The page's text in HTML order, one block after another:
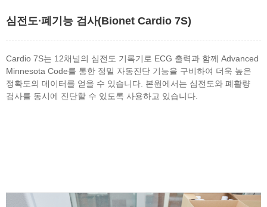
심전도∙폐기능 검사(Bionet Cardio 7S)
Cardio 7S는 12채널의 심전도 기록기로 ECG 출력과 함께 Advanced
Minnesota Code를 통한 정밀 자동진단 기능을 구비하여 더욱 높은
정확도의 데이터를 얻을 수 있습니다. 본원에서는 심전도와 폐활량
검사를 동시에 진단할 수 있도록 사용하고 있습니다.